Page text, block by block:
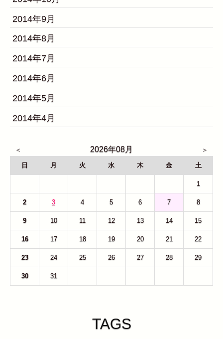
2014年9月
2014年8月
2014年7月
2014年6月
2014年5月
2014年4月
2026年08月
日 月 火 水 木 金 土
1
2 3 4 5 6 7 8
9 10 11 12 13 14 15
16 17 18 19 20 21 22
23 24 25 26 27 28 29
30 31
TAGS